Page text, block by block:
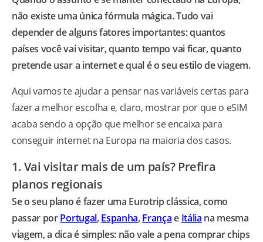
não existe uma única fórmula mágica. Tudo vai
depender de alguns fatores importantes: quantos
países você vai visitar, quanto tempo vai ficar, quanto
pretende usar a internet e qual é o seu estilo de viagem.
Aqui vamos te ajudar a pensar nas variáveis certas para
fazer a melhor escolha e, claro, mostrar por que o eSIM
acaba sendo a opção que melhor se encaixa para
conseguir internet na Europa na maioria dos casos.
1. Vai visitar mais de um país? Prefira
planos regionais
Se o seu plano é fazer uma Eurotrip clássica, como
passar porPortugal, Espanha, Françae Itália na mesma
viagem, a dica é simples: não vale a pena comprar chips